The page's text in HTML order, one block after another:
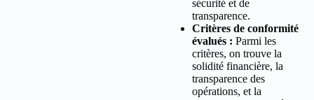
sécurité et de
transparence.
Critères de conformité
évalués : Parmi les
critères, on trouve la
solidité financière, la
transparence des
opérations, et la